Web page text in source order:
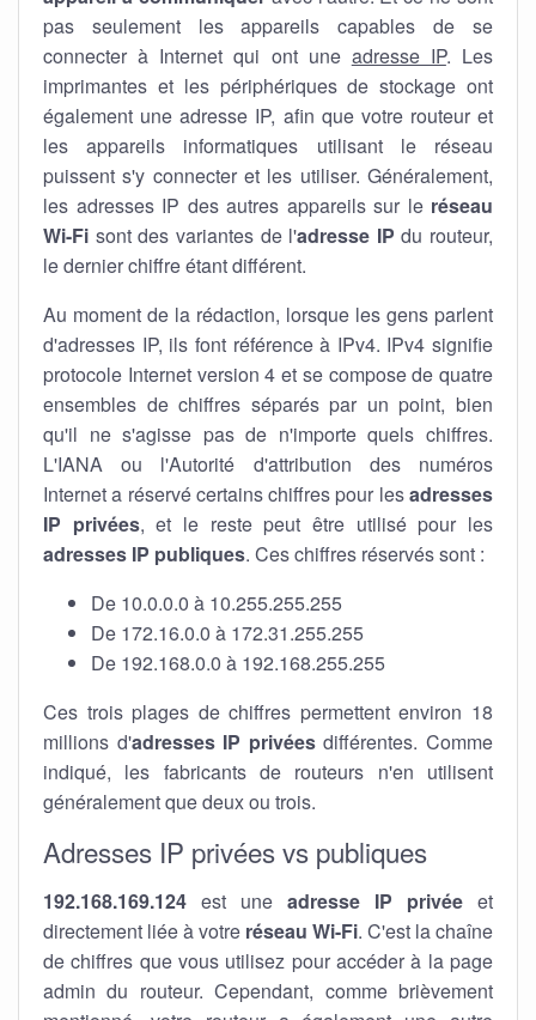
pas seulement les appareils capables de se
connecter à Internet qui ont une adresse IP. Les
imprimantes et les périphériques de stockage ont
également une adresse IP, afin que votre routeur et
les appareils informatiques utilisant le réseau
puissent s'y connecter et les utiliser. Généralement,
les adresses IP des autres appareils sur le réseau
Wi-Fi sont des variantes de l'adresse IP du routeur,
le dernier chiffre étant différent.
Au moment de la rédaction, lorsque les gens parlent
d'adresses IP, ils font référence à IPv4. IPv4 signifie
protocole Internet version 4 et se compose de quatre
ensembles de chiffres séparés par un point, bien
qu'il ne s'agisse pas de n'importe quels chiffres.
L'IANA ou l'Autorité d'attribution des numéros
Internet a réservé certains chiffres pour lesadresses
IP privées, et le reste peut être utilisé pour les
adresses IP publiques. Ces chiffres réservés sont :
De 10.0.0.0 à 10.255.255.255
De 172.16.0.0 à 172.31.255.255
De 192.168.0.0 à 192.168.255.255
Ces trois plages de chiffres permettent environ 18
millions d'adresses IP privéesdifférentes. Comme
indiqué, les fabricants de routeurs n'en utilisent
généralement que deux ou trois.
Adresses IP privées vs publiques
192.168.169.124 est une adresse IP privée et
directement liée à votre réseau Wi-Fi. C'est la chaîne
de chiffres que vous utilisez pour accéder à la page
admin du routeur. Cependant, comme brièvement